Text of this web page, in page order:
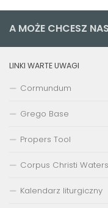
A MOŻE CHCESZ
LINKI WARTE UWAGI
Cormundum
Grego Base
Propers Tool
Corpus Christi
Kalendarz liturgiczny